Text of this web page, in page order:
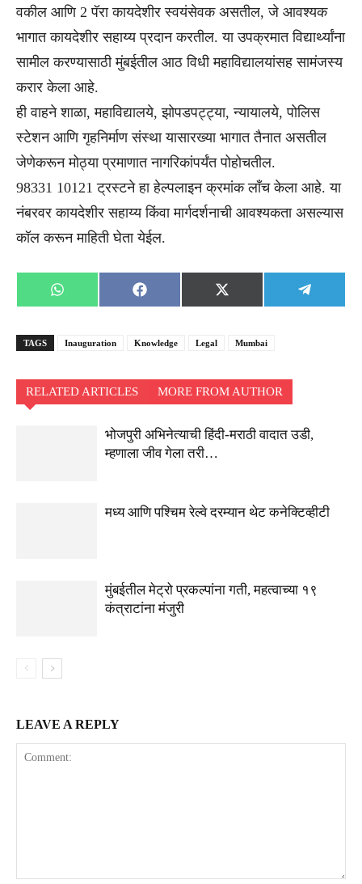
वकील आणि 2 पॅरा कायदेशीर स्वयंसेवक असतील, जे आवश्यक
भागात कायदेशीर सहाय्य प्रदान करतील. या उपक्रमात विद्यार्थ्यांना
सामील करण्यासाठी मुंबईतील आठ विधी महाविद्यालयांसह सामंजस्य
करार केला आहे.
ही वाहने शाळा, महाविद्यालये, झोपडपट्ट्या, न्यायालये, पोलिस
स्टेशन आणि गृहनिर्माण संस्था यासारख्या भागात तैनात असतील
जेणेकरून मोठ्या प्रमाणात नागरिकांपर्यंत पोहोचतील.
98331 10121 ट्रस्टने हा हेल्पलाइन क्रमांक लाँच केला आहे. या
नंबरवर कायदेशीर सहाय्य किंवा मार्गदर्शनाची आवश्यकता असल्यास
कॉल करून माहिती घेता येईल.
Share
on
WhatsApp
Share
on
Facebook
Share
on
X
(Twitter)
Share
on
TAGS Inauguration Knowledge Legal Mumbai
RELATED ARTICLES MORE FROM AUTHOR
भोजपुरी अभिनेत्याची हिंदी-मराठी वादात उडी,
म्हणाला जीव गेला तरी…
मध्य आणि पश्चिम रेल्वे दरम्यान थेट कनेक्टिव्हीटी
मुंबईतील मेट्रो प्रकल्पांना गती, महत्वाच्या १९
कंत्राटांना मंजुरी
LEAVE A REPLY